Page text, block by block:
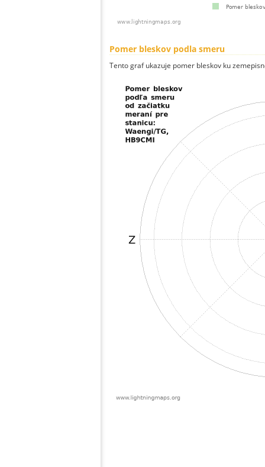
Pomer bleskov podla smeru
Tento graf ukazuje pomer bleskov ku